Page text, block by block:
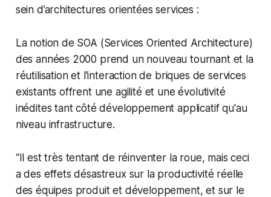
sein d’architectures orientées services :
La notion de SOA (Services Oriented Architecture)
des années 2000 prend un nouveau tournant et la
réutilisation et l'interaction de briques de services
existants offrent une agilité et une évolutivité
inédites tant côté développement applicatif qu'au
niveau infrastructure.
“Il est très tentant de réinventer la roue, mais ceci
a des effets désastreux sur la productivité réelle
des équipes produit et développement, et sur le